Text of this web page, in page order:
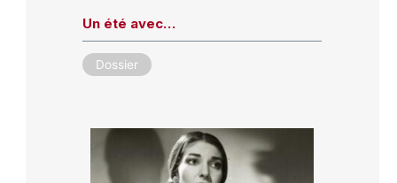
Un été avec…
Dossier